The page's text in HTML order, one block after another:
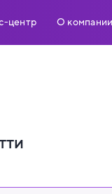
центр О компании